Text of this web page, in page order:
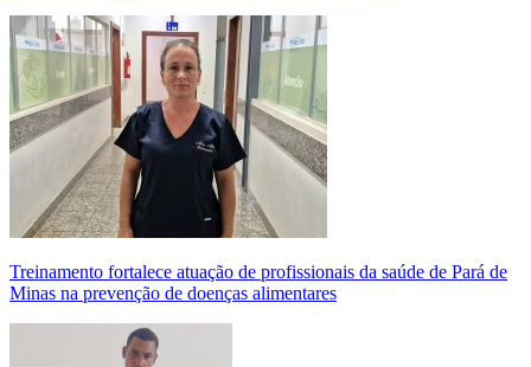
Treinamento fortalece atuação de profissionais da saúde de Pará de
Minas na prevenção de doenças alimentares